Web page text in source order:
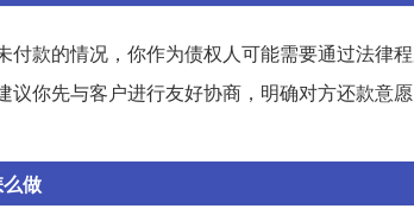
款的情况，你作为债权人可能需要通过法律
你先与客户进行友好协商，明确对方还款意
做